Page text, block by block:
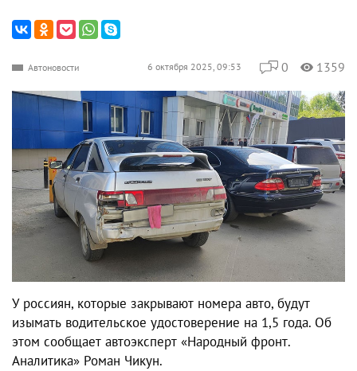
Автоновости 6 октября 2025, 09:53 0 1359
У россиян, которые закрывают номера авто, будут
изымать водительское удостоверение на 1,5 года. Об
этом сообщает автоэксперт «Народный фронт.
Аналитика» Роман Чикун.